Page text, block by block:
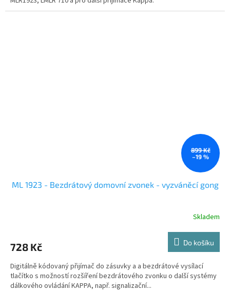
899 Kč
–19 %
ML 1923 - Bezdrátový domovní zvonek - vyzváněcí gong
Skladem
728 Kč Do košíku
Digitálně kódovaný přijímač do zásuvky a a bezdrátové vysílací
tlačítko s možností rozšíření bezdrátového zvonku o další systémy
dálkového ovládání KAPPA, např. signalizační...